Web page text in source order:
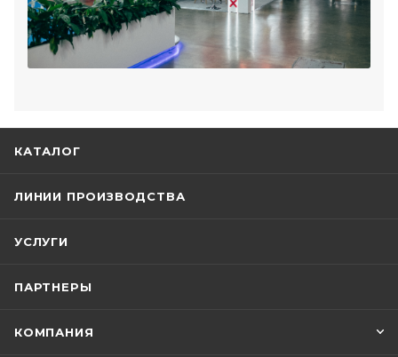
КАТАЛОГ
ЛИНИИ ПРОИЗВОДСТВА
УСЛУГИ
ПАРТНЕРЫ
КОМПАНИЯ